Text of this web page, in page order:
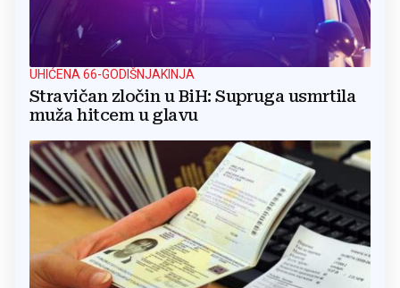
UHIĆENA 66-GODIŠNJAKINJA
Stravičan zločin u BiH: Supruga usmrtila
muža hitcem u glavu